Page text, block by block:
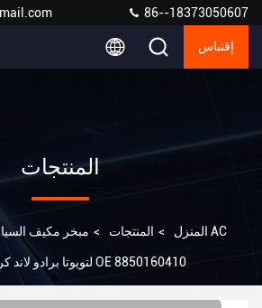
86--18373050607
إقتباس
المنتجات
المنزل > المنتجات > مبخر مكيف
لتويوتا برادو لاند كروزر 4700 ليكسوس 470 OE 8850160410